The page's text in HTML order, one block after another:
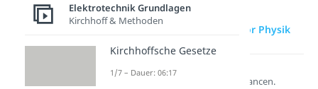
zur Videoseite: Generator Physik
Lernen lohnt sich!
Entdecke hier deine Chancen.
Elektrotechnik Grundlagen
Kirchhoff & Methoden
Kirchhoffsche Gesetze
1/7 – Dauer: 06:17